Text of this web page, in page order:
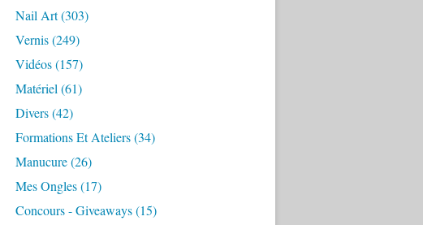
Nail Art(303)
Vernis(249)
Vidéos(157)
Matériel (61)
Divers(42)
Formations Et Ateliers(34)
Manucure(26)
Mes Ongles(17)
Concours - Giveaways(15)